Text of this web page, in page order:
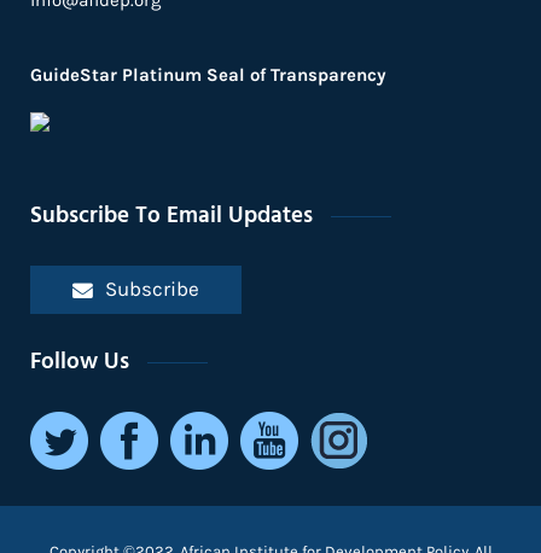
GuideStar Platinum Seal of Transparency
Subscribe To Email Updates
Subscribe
Follow Us